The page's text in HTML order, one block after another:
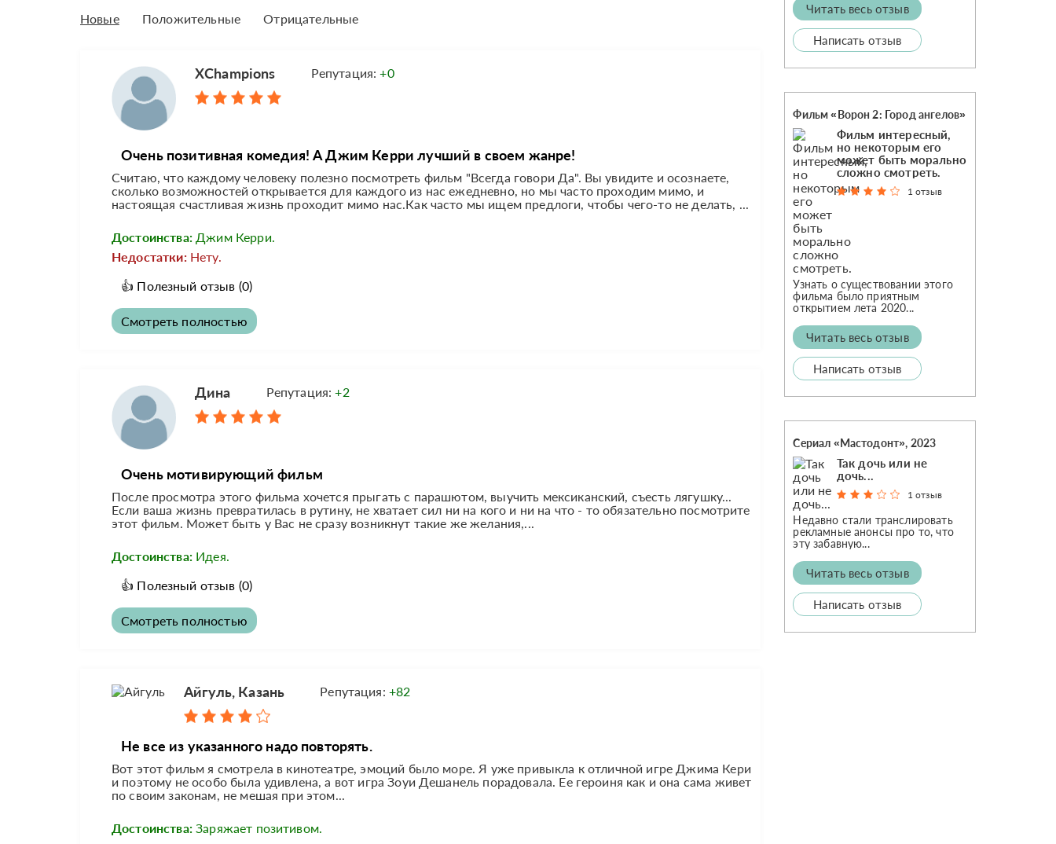
Новые Положительные Отрицательные
XChampions Репутация:+0
Очень позитивная комедия! А Джим Керри лучший в своем жанре!
Считаю, что каждому человеку полезно посмотреть фильм "Всегда говори Да". Вы увидите и осознаете,
сколько возможностей открывается для каждого из нас ежедневно, но мы часто проходим мимо, и
настоящая счастливая жизнь проходит мимо нас.Как часто мы ищем предлоги, чтобы чего-то не делать, ...
Достоинства: Джим Керри.
Недостатки: Нету.
👍 Полезный отзыв (0)
Смотреть полностью
Дина Репутация:+2
Очень мотивирующий фильм
После просмотра этого фильма хочется прыгать с парашютом, выучить мексиканский, съесть лягушку...
Если ваша жизнь превратилась в рутину, не хватает сил ни на кого и ни на что - то обязательно посмотрите
этот фильм. Может быть у Вас не сразу возникнут такие же желания,...
Достоинства: Идея.
👍 Полезный отзыв (0)
Смотреть полностью
Айгуль, Казань Репутация: +82
Не все из указанного надо повторять.
Вот этот фильм я смотрела в кинотеатре, эмоций было море. Я уже привыкла к отличной игре Джима Кери
и поэтому не особо была удивлена, а вот игра Зоуи Дешанель порадовала. Ее героиня как и она сама живет
по своим законам, не мешая при этом...
Достоинства: Заряжает позитивом.
Читать весь отзыв
Написать отзыв
Фильм «Ворон 2: Город ангелов»
Фильм интересный,
но некоторым его
может быть морально
сложно смотреть.
1 отзыв
Узнать о существовании этого
фильма было приятным
открытием лета 2020...
Читать весь отзыв
Написать отзыв
Сериал «Мастодонт», 2023
Так дочь или не
дочь...
1 отзыв
Недавно стали транслировать
рекламные анонсы про то, что
эту забавную...
Читать весь отзыв
Написать отзыв